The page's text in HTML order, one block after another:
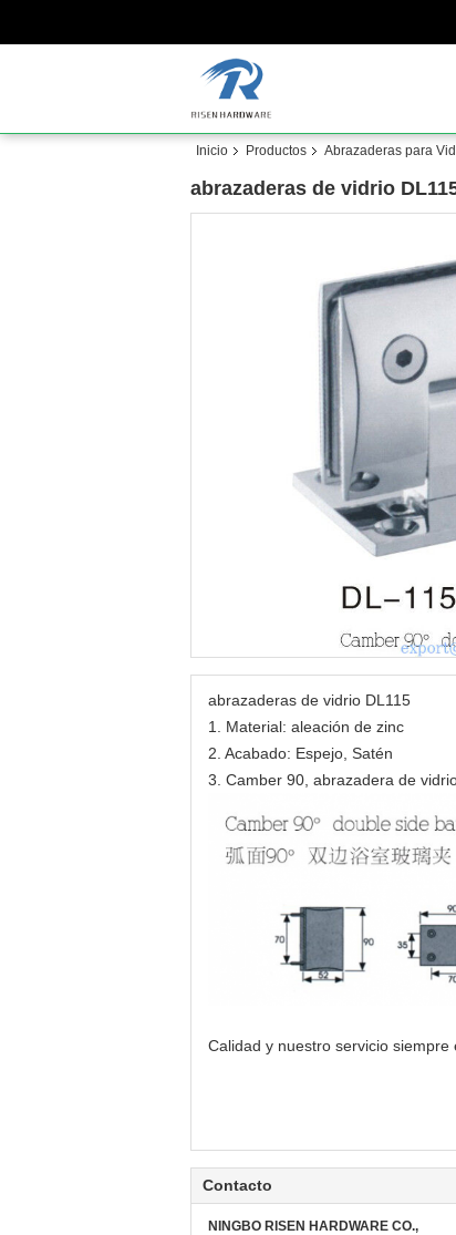
Inicio Productos Abrazaderas para
abrazaderas de vidrio
abrazaderas de vidrio DL115
1. Material: aleación de zinc
2. Acabado: Espejo, Satén
3. Camber 90, abrazadera de
Calidad y nuestro servicio siempre
Contacto
NINGBO RISEN HARDWARE CO.,